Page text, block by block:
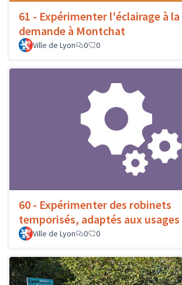
61 - Expérimenter l'éclairage à la
demande à Montchat
Ville de Lyon 0 0
60 - Expérimenter des robinets
temporisés, adaptés aux usages
Ville de Lyon 0 0